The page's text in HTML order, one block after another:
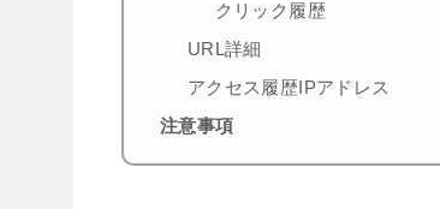
クリック履歴
URL詳細
アクセス履歴IPアドレス
注意事項